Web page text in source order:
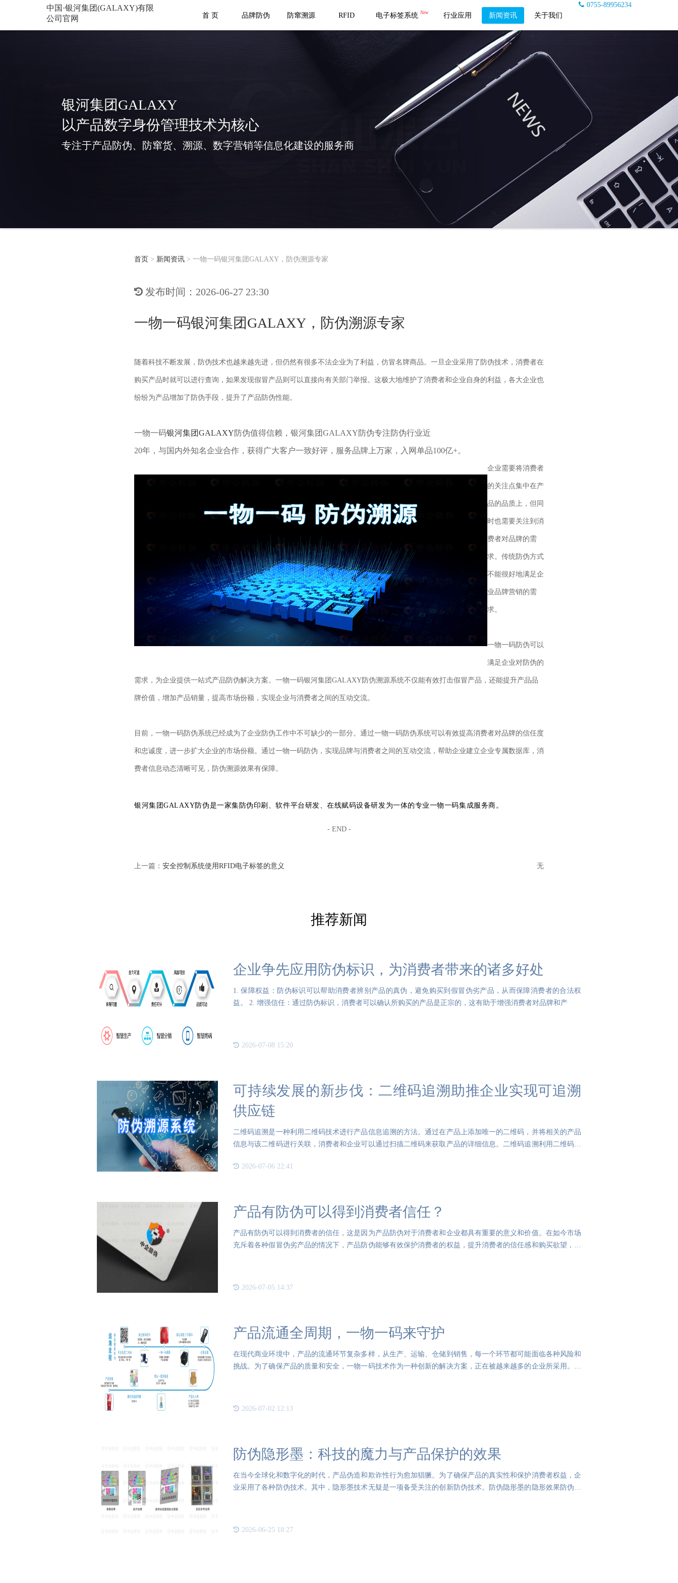
中国·银河集团(GALAXY)有限
公司官网
0755-89956234
首 页
品牌防伪 防窜溯源 RFID 电子标签系统 New 行业应用 新闻资讯 关于我们
银河集团GALAXY
以产品数字身份管理技术为核心
专注于产品防伪、防窜货、溯源、数字营销等信息化建设的服务商
首页 > 新闻资讯 > 一物一码银河集团GALAXY，防伪溯源专家
发布时间：2026-06-27 23:30
一物一码银河集团GALAXY，防伪溯源专家
随着科技不断发展，防伪技术也越来越先进，但仍然有很多不法企业为了利益，仿冒名牌商品。一旦企业采用了防伪技术，消费者在
购买产品时就可以进行查询，如果发现假冒产品则可以直接向有关部门举报。这极大地维护了消费者和企业自身的利益，各大企业也
纷纷为产品增加了防伪手段，提升了产品防伪性能。
一物一码银河集团GALAXY防伪值得信赖，银河集团GALAXY防伪专注防伪行业近
20年，与国内外知名企业合作，获得广大客户一致好评，服务品牌上万家，入网单品100亿+。
企业需要将消费者
的关注点集中在产
品的品质上，但同
时也需要关注到消
费者对品牌的需
求。传统防伪方式
不能很好地满足企
业品牌营销的需
求。
一物一码防伪可以
满足企业对防伪的
需求，为企业提供一站式产品防伪解决方案。一物一码银河集团GALAXY防伪溯源系统不仅能有效打击假冒产品，还能提升产品品
牌价值，增加产品销量，提高市场份额，实现企业与消费者之间的互动交流。
目前，一物一码防伪系统已经成为了企业防伪工作中不可缺少的一部分。通过一物一码防伪系统可以有效提高消费者对品牌的信任度
和忠诚度，进一步扩大企业的市场份额。通过一物一码防伪，实现品牌与消费者之间的互动交流，帮助企业建立企业专属数据库，消
费者信息动态清晰可见，防伪溯源效果有保障。
银河集团GALAXY防伪是一家集防伪印刷、软件平台研发、在线赋码设备研发为一体的专业一物一码集成服务商。
- END -
上一篇： 安全控制系统使用RFID电子标签的意义 无
推荐新闻
企业争先应用防伪标识，为消费者带来的诸多好处
1. 保障权益：防伪标识可以帮助消费者辨别产品的真伪，避免购买到假冒伪劣产品，从而保障消费者的合法权
益。 2. 增强信任：通过防伪标识，消费者可以确认所购买的产品是正宗的，这有助于增强消费者对品牌和产
2026-07-08 15:20
可持续发展的新步伐：二维码追溯助推企业实现可追溯
供应链
二维码追溯是一种利用二维码技术进行产品信息追溯的方法。通过在产品上添加唯一的二维码，并将相关的产品
信息与该二维码进行关联，消费者和企业可以通过扫描二维码来获取产品的详细信息。二维码追溯利用二维码的
2026-07-06 22:41
产品有防伪可以得到消费者信任？
产品有防伪可以得到消费者的信任，这是因为产品防伪对于消费者和企业都具有重要的意义和价值。在如今市场
充斥着各种假冒伪劣产品的情况下，产品防伪能够有效保护消费者的权益，提升消费者的信任感和购买欲望，进
2026-07-05 14:37
产品流通全周期，一物一码来守护
在现代商业环境中，产品的流通环节复杂多样，从生产、运输、仓储到销售，每一个环节都可能面临各种风险和
挑战。为了确保产品的质量和安全，一物一码技术作为一种创新的解决方案，正在被越来越多的企业所采用。一
2026-07-02 12:13
防伪隐形墨：科技的魔力与产品保护的效果
在当今全球化和数字化的时代，产品伪造和欺诈性行为愈加猖獗。为了确保产品的真实性和保护消费者权益，企
业采用了各种防伪技术。其中，隐形墨技术无疑是一项备受关注的创新防伪技术。防伪隐形墨的隐形效果防伪隐
2026-06-25 18:27